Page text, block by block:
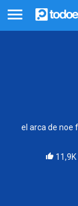
el arca de noe
11,9K